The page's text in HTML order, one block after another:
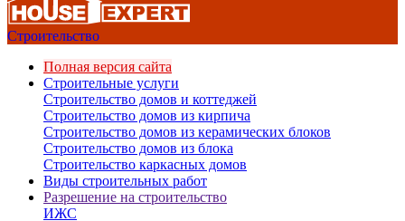
Строительство
Полная версия сайта
Строительные услуги
Строительство домов и коттеджей
Строительство домов из кирпича
Строительство домов из керамических блоков
Строительство домов из блока
Строительство каркасных домов
Виды строительных работ
Разрешение на строительство
ИЖС